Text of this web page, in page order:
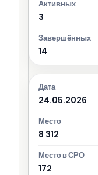
3
14
24.05.2026
8 312
172